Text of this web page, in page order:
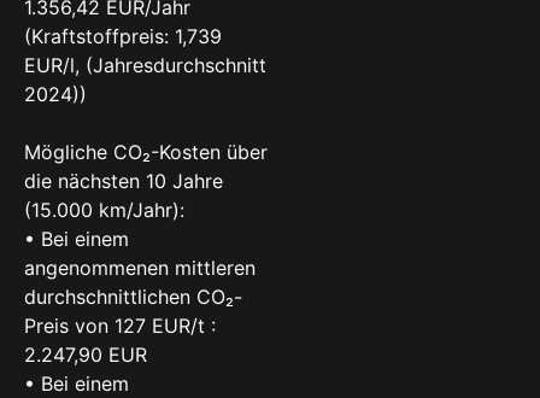
1.356,42 EUR/Jahr
(Kraftstoffpreis: 1,739
EUR/l, (Jahresdurchschnitt
2024))
Mögliche CO₂-Kosten über
die nächsten 10 Jahre
(15.000 km/Jahr):
• Bei einem
angenommenen mittleren
durchschnittlichen CO₂-
Preis von 127 EUR/t :
2.247,90 EUR
• Bei einem